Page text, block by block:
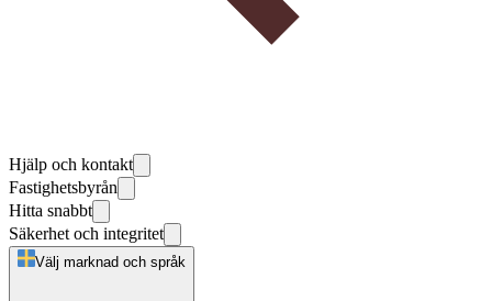
Hjälp och kontakt
Fastighetsbyrån
Hitta snabbt
Säkerhet och integritet
Välj marknad och språk